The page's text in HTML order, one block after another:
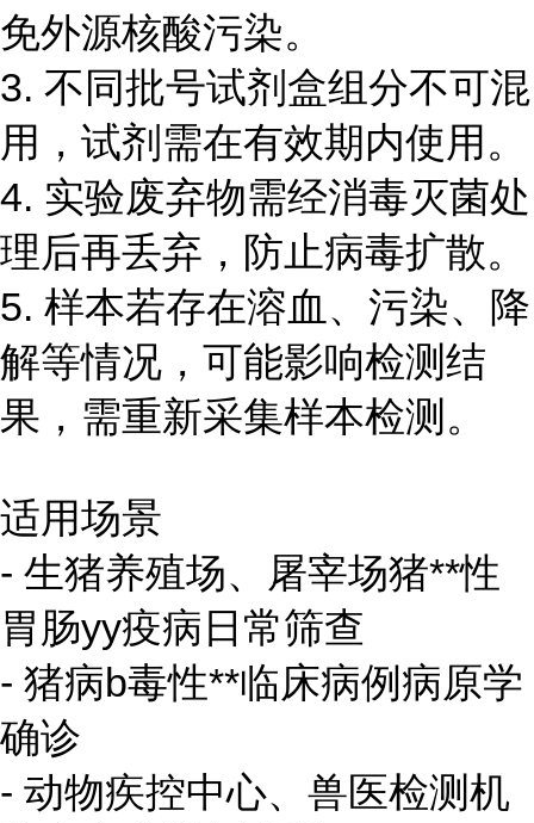
免外源核酸污染。
3. 不同批号试剂盒组分不可混
用，试剂需在有效期内使用。
4. 实验废弃物需经消毒灭菌处
理后再丢弃，防止病毒扩散。
5. 样本若存在溶血、污染、降
解等情况，可能影响检测结
果，需重新采集样本检测。
适用场景
- 生猪养殖场、屠宰场猪**性
胃肠yy疫病日常筛查
- 猪病b毒性**临床病例病原学
确诊
- 动物疾控中心、兽医检测机